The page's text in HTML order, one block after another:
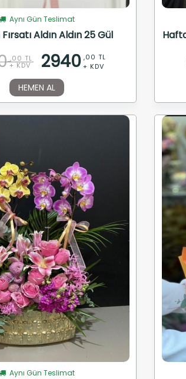
Aynı Gün Teslimat
Aldın Aldın 25 Gül
,00 TL
+ KDV 2940 ,00 TL
+ KDV
HEMEN AL
Aynı Gün Teslimat